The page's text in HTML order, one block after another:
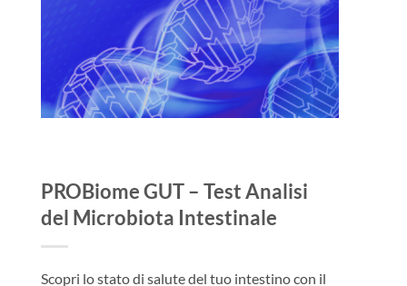
PROBiome GUT – Test Analisi
del Microbiota Intestinale
Scopri lo stato di salute del tuo intestino con il